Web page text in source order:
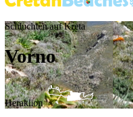
Schluchten auf Kreta
Vorno
Heraklion